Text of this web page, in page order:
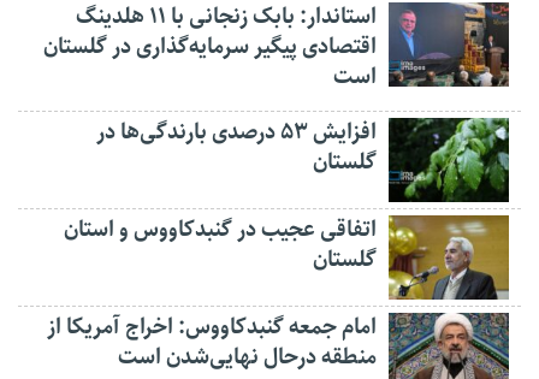
استاندار: بابک زنجانی با ۱۱ هلدینگ
اقتصادی پیگیر سرمایه‌گذاری در گلستان
است
افزایش ۵۳ درصدی بارندگی‌ها در
گلستان
اتفاقی عجیب در‌ گنبدکاووس و استان
گلستان
امام جمعه گنبدکاووس: اخراج آمریکا از
منطقه درحال نهایی‌شدن است